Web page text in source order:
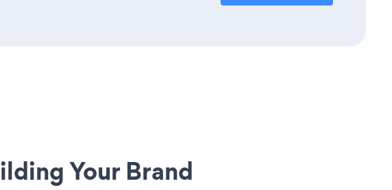
Your Brand